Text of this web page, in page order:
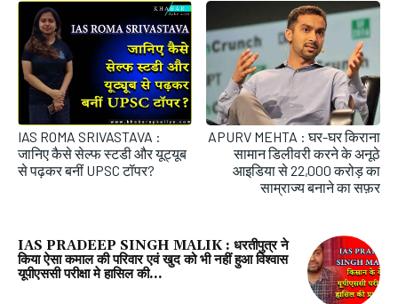
IAS ROMA SRIVASTAVA :
जानिए कैसे सेल्फ स्टडी और यूट्यूब
से पढ़कर बनीं UPSC टॉपर?
APURV MEHTA : घर-घर किराना
सामान डिलीवरी करने के अनूठे
आइडिया से 22,000 करोड़ का
साम्राज्य बनाने का सफ़र
IAS PRADEEP SINGH MALIK : धरतीपुत्र ने
किया ऐसा कमाल की परिवार एवं खुद को भी नहीं हुआ विश्वास
यूपीएससी परीक्षा मे हासिल की...